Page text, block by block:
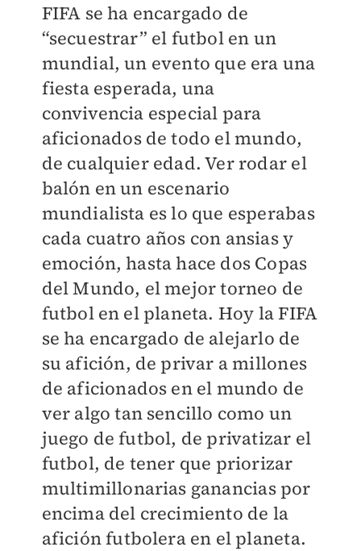
FIFA se ha encargado de
“secuestrar” el futbol en un
mundial, un evento que era una
fiesta esperada, una
convivencia especial para
aficionados de todo el mundo,
de cualquier edad. Ver rodar el
balón en un escenario
mundialista es lo que esperabas
cada cuatro años con ansias y
emoción, hasta hace dos Copas
del Mundo, el mejor torneo de
futbol en el planeta. Hoy la FIFA
se ha encargado de alejarlo de
su afición, de privar a millones
de aficionados en el mundo de
ver algo tan sencillo como un
juego de futbol, de privatizar el
futbol, de tener que priorizar
multimillonarias ganancias por
encima del crecimiento de la
afición futbolera en el planeta.